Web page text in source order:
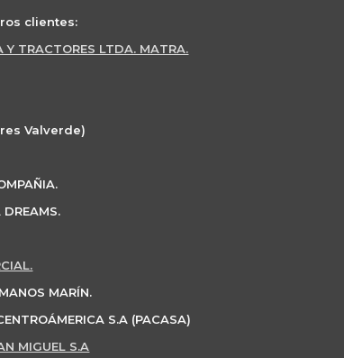
clientes:
Y TRACTORES LTDA. MATRA.
Valverde)
MARÍN.
S.A (PACASA)
MIGUEL S.A